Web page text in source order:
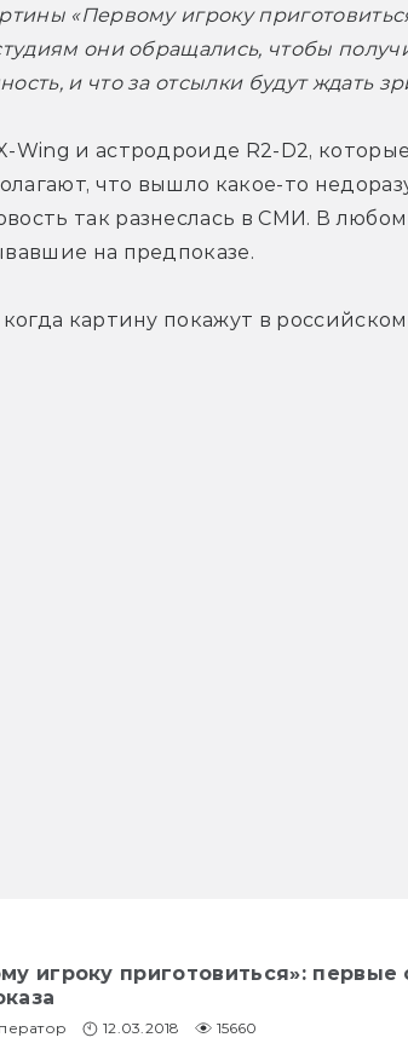
«Первому игроку
они обращались, чтобы
и что за отсылки будут ждать
Wing и астродроиде R2-D2,
что вышло какое-то
так разнеслась в СМИ. В любом
на предпоказе.
картину покажут в российском
игроку приготовиться»: первые
12.03.2018 15660